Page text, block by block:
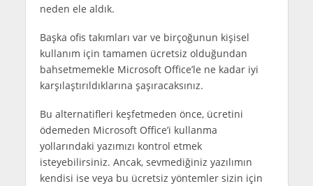
neden ele aldık.
Başka ofis takımları var ve birçoğunun kişisel
kullanım için tamamen ücretsiz olduğundan
bahsetmemekle Microsoft Office’le ne kadar iyi
karşılaştırıldıklarına şaşıracaksınız.
Bu alternatifleri keşfetmeden önce, ücretini
ödemeden Microsoft Office’i kullanma
yollarındaki yazımızı kontrol etmek
isteyebilirsiniz. Ancak, sevmediğiniz yazılımın
kendisi ise veya bu ücretsiz yöntemler sizin için